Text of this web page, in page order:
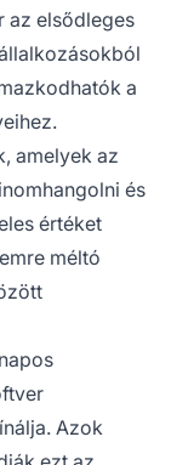
az elsődleges
a
amelyek az
és
értéket
méltó
Azok